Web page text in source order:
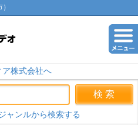
ア株式会社へ
ャンルから検索する